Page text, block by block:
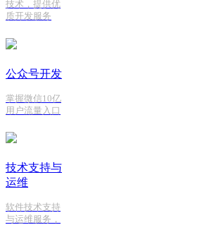
技术，提供优
质开发服务
公众号开发
掌握微信10亿
用户流量入口
技术支持与
运维
软件技术支持
与运维服务，